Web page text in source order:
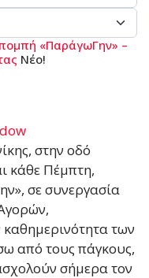
«ΠαράγωΓην» –
Νέο!
στην οδό
κάθε Πέμπτη,
σε συνεργασία
των
από τους πάγκους,
σήμερα τον